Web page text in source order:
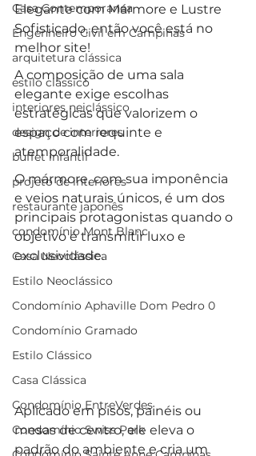
Casa Contemporanea
Engenheiro Civil em Campinas
arquitetura clássica
estilo clássico
interiores neiclássico
design de interiores
buffet infantil
projeto de interiores
restaurante japonês
condomínio Mont Blanc
Casa Neoclássica
Estilo Neoclássico
Condomínio Aphaville Dom Pedro 0
Condomínio Gramado
Estilo Clássico
Casa Clássica
Condomínio EntreVerdes
Condomínio Swiss Park
Elegante com Mármore e Lustre
Sofisticado, então você está no
melhor site!
A composição de uma sala
elegante exige escolhas
estratégicas que valorizem o
espaço com requinte e
atemporalidade.
O mármore, com sua imponência
e veios naturais únicos, é um dos
principais protagonistas quando o
objetivo é transmitir luxo e
exclusividade.
Aplicado em pisos, painéis ou
mesas de centro, ele eleva o
padrão do ambiente e cria um